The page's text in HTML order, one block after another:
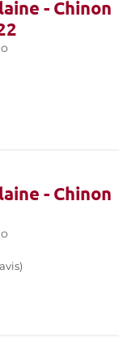
- Chinon
- Chinon
)